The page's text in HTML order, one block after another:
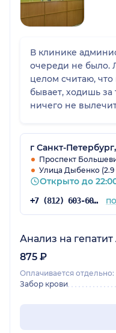
В клинике
очереди не было.
целом считаю,
бывает, ходишь
ничего не
г Санкт-
Проспект
Улица Дыбенко (2.9
Открыто до
+7 (812) 603-60-42
Анализ на гепатит
875 ₽
Оплачивается отдельно:
Забор крови